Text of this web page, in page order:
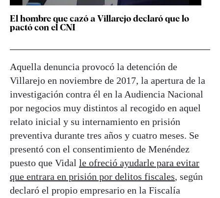
El hombre que cazó a Villarejo declaró que lo
pactó con el CNI
Aquella denuncia provocó la detención de
Villarejo en noviembre de 2017, la apertura de la
investigación contra él en la Audiencia Nacional
por negocios muy distintos al recogido en aquel
relato inicial y su internamiento en prisión
preventiva durante tres años y cuatro meses. Se
presentó con el consentimiento de Menéndez
puesto que Vidal le ofreció ayudarle para evitar
que entrara en prisión por delitos fiscales, según
declaró el propio empresario en la Fiscalía